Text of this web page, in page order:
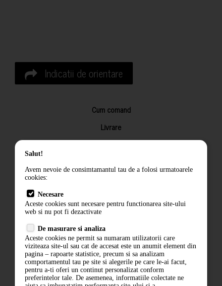
Indicatii de orientare
Cum comand
Livrare
Returnarea produselor
Termeni si conditii
Politica de confidentialitate
ANPC
Salut!
Avem nevoie de consimtamantul tau de a folosi urmatoarele
cookies:
Necesare
Aceste cookies sunt necesare pentru functionarea site-ului
web si nu pot fi dezactivate
De masurare si analiza
Aceste cookies ne permit sa numaram utilizatorii care
viziteaza site-ul sau cat de accesat este un anumit element din
pagina – rapoarte statistice, precum si sa analizam
comportamentul tau pe site si alegerile pe care le-ai facut,
pentru a-ti oferi un continut personalizat conform
preferintelor tale. De asemenea, informatiile colectate ne